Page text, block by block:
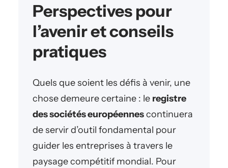
Perspectives pour
l’avenir et conseils
pratiques
Quels que soient les défis à venir, une
chose demeure certaine : le registre
des sociétés européennescontinuera
de servir d’outil fondamental pour
guider les entreprises à travers le
paysage compétitif mondial. Pour